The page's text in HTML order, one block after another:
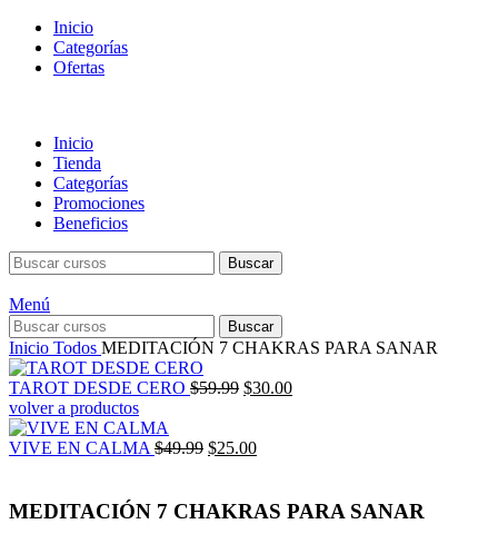
Inicio
Categorías
Ofertas
Inicio
Tienda
Categorías
Promociones
Beneficios
Buscar
Menú
Buscar
Inicio Todos MEDITACIÓN 7 CHAKRAS PARA SANAR
TAROT DESDE CERO $59.99 El
era:
$30.00El
volver a productos
VIVE EN CALMA $49.99 El
era:
$25.00El
es:
MEDITACIÓN 7 CHAKRAS PARA SANAR